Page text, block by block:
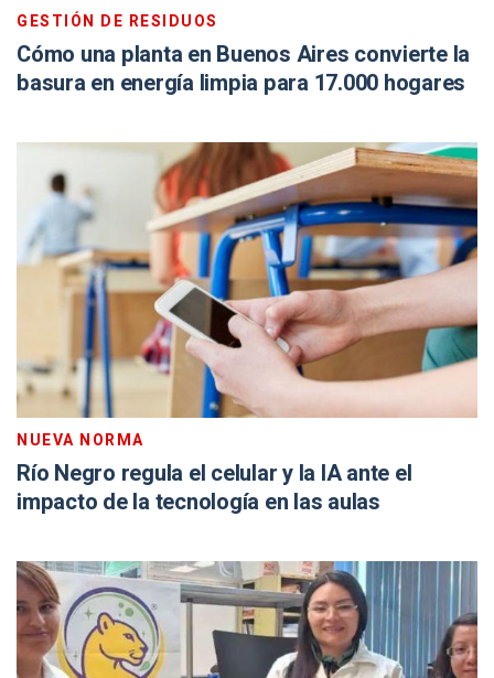
GESTIÓN DE RESIDUOS
Cómo una planta en Buenos Aires convierte la
basura en energía limpia para 17.000 hogares
NUEVA NORMA
Río Negro regula el celular y la IA ante el
impacto de la tecnología en las aulas